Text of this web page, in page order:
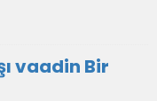
vaadin Bir